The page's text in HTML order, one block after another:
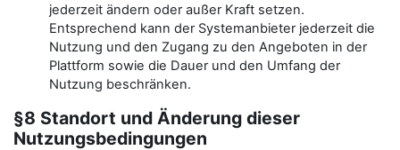
jederzeit ändern oder außer Kraft setzen.
Entsprechend kann der Systemanbieter jederzeit die
Nutzung und den Zugang zu den Angeboten in der
Plattform sowie die Dauer und den Umfang der
Nutzung beschränken.
§8 Standort und Änderung dieser
Nutzungsbedingungen